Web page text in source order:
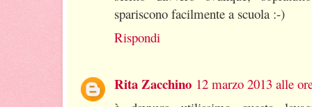
spariscono facilmente a scuola :-)
Rispondi
Rita Zacchino 12 marzo 2013 alle